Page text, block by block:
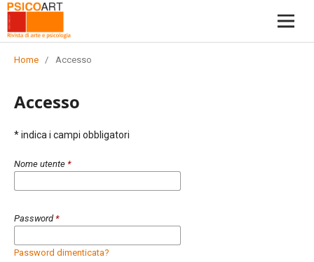
Home / Accesso
Accesso
* indica i campi obbligatori
Nome utente *
Password*
Password dimenticata?